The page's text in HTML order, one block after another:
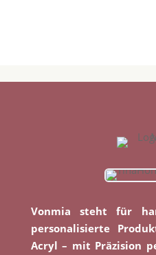
Vonmia steht für
personalisierte
Acryl – mit Präzision